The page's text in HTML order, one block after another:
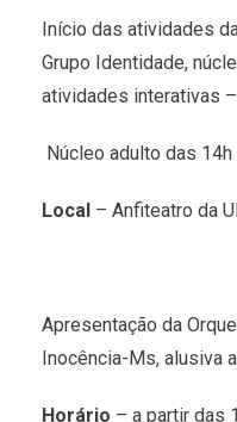
Início das atividades
Grupo Identidade,
atividades interativas
Núcleo adulto das 14h
Local – Anfiteatro da
Apresentação da
Inocência-Ms, alusiva
Horário – a partir das